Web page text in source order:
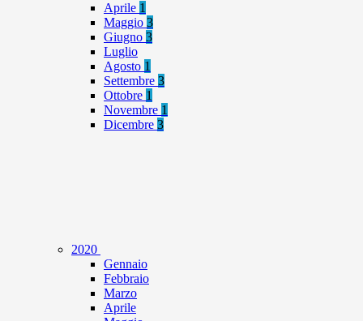
Aprile 1
Maggio 3
Giugno 3
Luglio
Agosto 1
Settembre 3
Ottobre 1
Novembre 1
Dicembre 3
2020
Gennaio
Febbraio
Marzo
Aprile